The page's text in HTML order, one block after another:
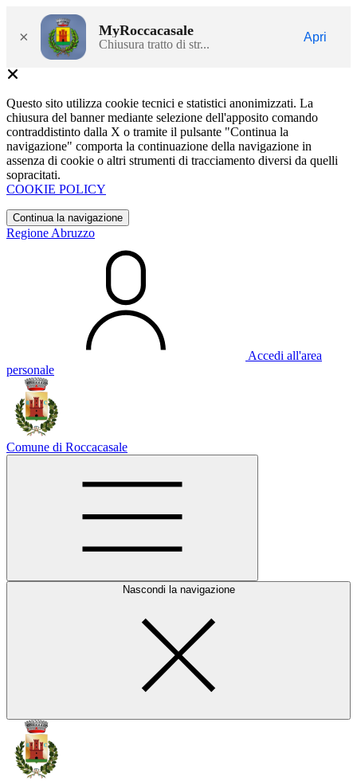
× MyRoccacasale
Chiusura tratto di str...
Apri
Questo sito utilizza cookie tecnici e statistici anonimizzati. La
chiusura del banner mediante selezione dell'apposito comando
contraddistinto dalla X o tramite il pulsante "Continua la
navigazione" comporta la continuazione della navigazione in
assenza di cookie o altri strumenti di tracciamento diversi da quelli
sopracitati.
COOKIE POLICY
Continua la navigazione
Regione Abruzzo
Accedi all'area
personale
Comune di Roccacasale
Nascondi la navigazione